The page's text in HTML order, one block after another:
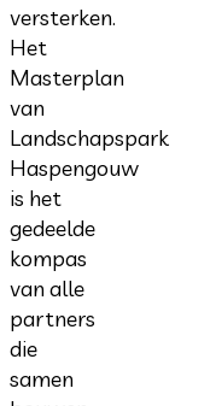
versterken.
Het
Masterplan
van
Landschapspark
Haspengouw
is het
gedeelde
kompas
van alle
partners
die
samen